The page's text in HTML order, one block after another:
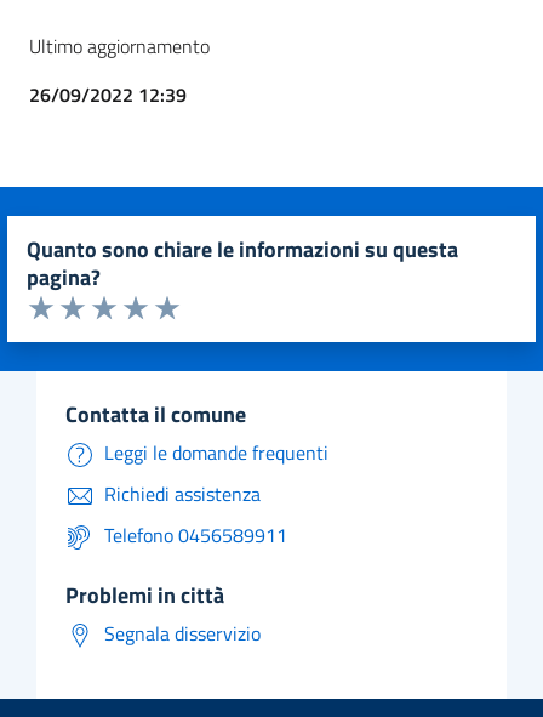
Ultimo aggiornamento
26/09/2022 12:39
quanto sono chiare le informazioni su questa
pagina?
Valuta da 1 a 5 stelle la pagina
Valuta 5 stelle su 5
Valuta 4 stelle su 5
Valuta 3 stelle su 5
Valuta 2 stelle su 5
Valuta 1 stelle su 5
contatta il comune
Leggi le domande frequenti
Richiedi assistenza
Telefono 0456589911
problemi in città
Segnala disservizio